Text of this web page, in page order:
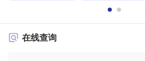
在线查询